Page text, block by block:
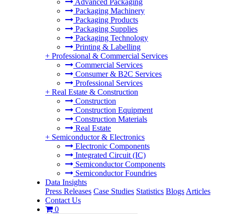
Advanced Packaging
Packaging Machinery
Packaging Products
Packaging Supplies
Packaging Technology
Printing & Labelling
+ Professional & Commercial Services
Commercial Services
Consumer & B2C Services
Professional Services
+ Real Estate & Construction
Construction
Construction Equipment
Construction Materials
Real Estate
+ Semiconductor & Electronics
Electronic Components
Integrated Circuit (IC)
Semiconductor Components
Semiconductor Foundries
Data Insights
Press Releases Case Studies Statistics Blogs Articles
Contact Us
0